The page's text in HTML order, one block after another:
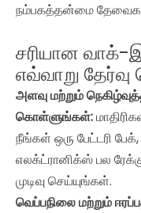
நம்பகத்தன்மை
சரியான
எவ்வாறு
அளவு மற்றும்
கொள்ளுங்கள்:
நீங்கள் ஒரு பேட்டரி
எலக்ட்ரானிக்ஸ் பல
முடிவு செய்யுங்கள்.
வெப்பநிலை மற்றும்